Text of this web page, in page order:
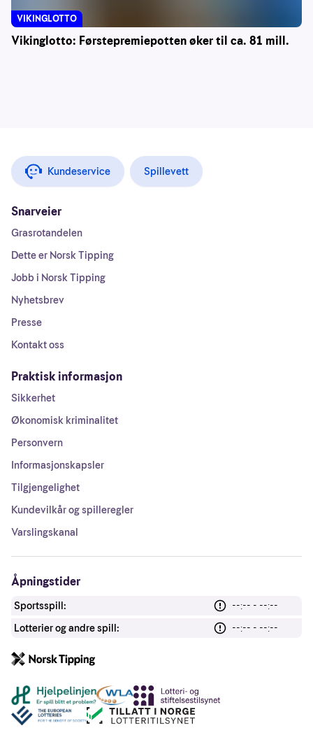
Vikinglotto: Førstepremiepotten øker til ca. 81 mill.
VIKINGLOTTO
Kundeservice Spillevett
Snarveier
Grasrotandelen
Dette er Norsk Tipping
Jobb i Norsk Tipping
Nyhetsbrev
Presse
Kontakt oss
Praktisk informasjon
Sikkerhet
Økonomisk kriminalitet
Personvern
Informasjonskapsler
Tilgjengelighet
Kundevilkår og spilleregler
Varslingskanal
Åpningstider
Sportsspill:
--:-- - --:--
Lotterier og andre spill:
--:-- - --:--
Andre lenker